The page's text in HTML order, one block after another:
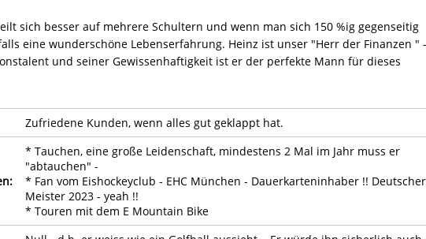
sich besser auf mehrere Schultern und wenn man sich 150 %ig gegenseitig
eine wunderschöne Lebenserfahrung. Heinz ist unser "Herr der Finanzen " -
und seiner Gewissenhaftigkeit ist er der perfekte Mann für dieses
Zufriedene Kunden, wenn alles gut geklappt hat.
* Tauchen, eine große Leidenschaft, mindestens 2 Mal im Jahr muss er
"abtauchen" -
* Fan vom Eishockeyclub - EHC München - Dauerkarteninhaber !! Deutscher
Meister 2023 - yeah !!
* Touren mit dem E Mountain Bike